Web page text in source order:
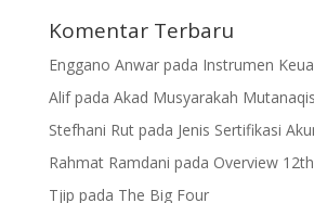
Komentar Terbaru
Enggano Anwarpada Instrumen
Alifpada Akad Musyarakah
Stefhani Rutpada Jenis Sertifikasi
Rahmat Ramdani pada Overview
Tjip pada The Big Four